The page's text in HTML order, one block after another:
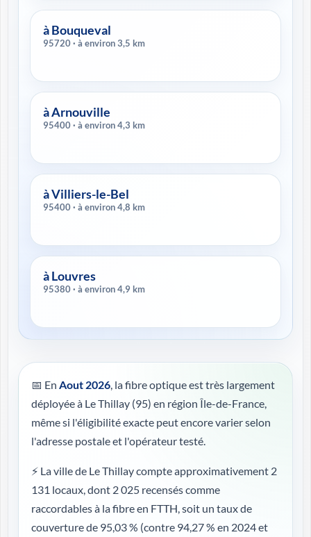
à Bouqueval
95720 · à environ 3,5 km
à Arnouville
95400 · à environ 4,3 km
à Villiers-le-Bel
95400 · à environ 4,8 km
à Louvres
95380 · à environ 4,9 km
📅 En Aout 2026, la fibre optique est très largement
déployée à Le Thillay (95) en région Île-de-France,
même si l'éligibilité exacte peut encore varier selon
l'adresse postale et l'opérateur testé.
⚡ La ville de Le Thillay compte approximativement 2
131 locaux, dont 2 025 recensés comme
raccordables à la fibre en FTTH, soit un taux de
couverture de 95,03 % (contre 94,27 % en 2024 et